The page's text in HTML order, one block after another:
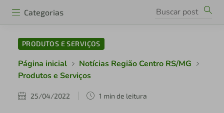
Categorias
PRODUTOS E SERVIÇOS
Página inicial
Notícias Região Centro RS/MG
Produtos e Serviços
25/04/2022 1 min de leitura